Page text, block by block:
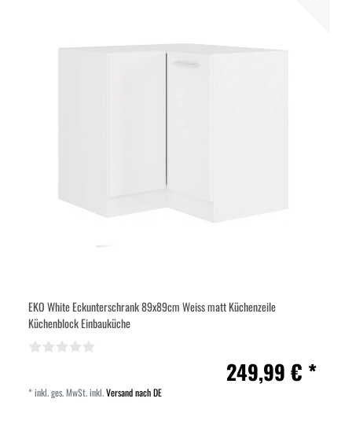
EKO White Eckunterschrank 89x89cm Weiss matt Küchenzeile
Küchenblock Einbauküche
249,99 € *
*inkl. ges. MwSt.inkl.Versand nach DE